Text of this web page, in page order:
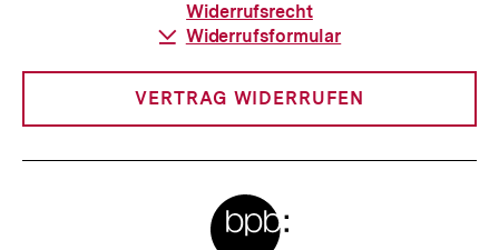
Widerrufsrecht
Download-
Widerrufsformular
VERTRAG WIDERRUFEN